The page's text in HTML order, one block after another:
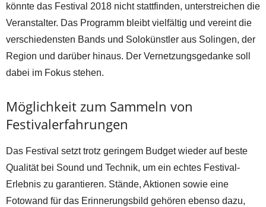
könnte das Festival 2018 nicht stattfinden, unterstreichen die
Veranstalter. Das Programm bleibt vielfältig und vereint die
verschiedensten Bands und Solokünstler aus Solingen, der
Region und darüber hinaus. Der Vernetzungsgedanke soll
dabei im Fokus stehen.
Möglichkeit zum Sammeln von
Festivalerfahrungen
Das Festival setzt trotz geringem Budget wieder auf beste
Qualität bei Sound und Technik, um ein echtes Festival-
Erlebnis zu garantieren. Stände, Aktionen sowie eine
Fotowand für das Erinnerungsbild gehören ebenso dazu,